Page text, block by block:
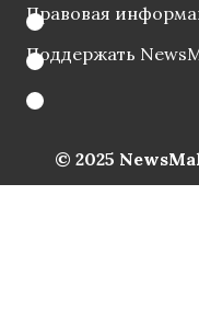
Правовая
Поддержать
© 2025